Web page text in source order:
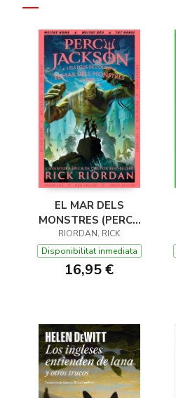
EL MAR DELS
MONSTRES (PERCY
JACKSON I ELS DÉUS
DE L'OLIMP 2)
RIORDAN, RICK
Disponibilitat inmediata
16,95 €